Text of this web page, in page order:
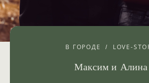
В ГОРОДЕ LOVE-
Максим и Алина